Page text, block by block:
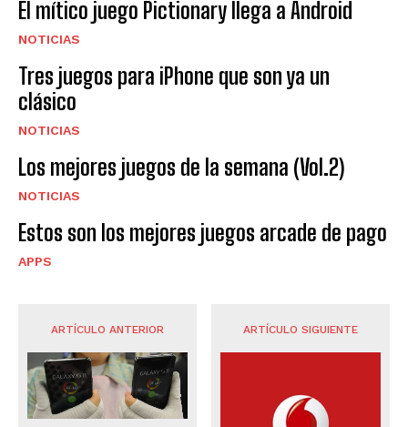
El mítico juego Pictionary llega a Android
NOTICIAS
Tres juegos para iPhone que son ya un
clásico
NOTICIAS
Los mejores juegos de la semana (Vol.2)
NOTICIAS
Estos son los mejores juegos arcade de pago
APPS
ARTÍCULO ANTERIOR ARTÍCULO SIGUIENTE